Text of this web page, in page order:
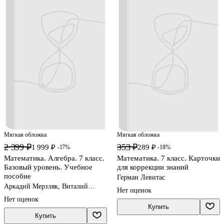
Мягкая обложка
2 399 ₽1 999 ₽ -17%
Математика. Алгебра. 7 класс.
Базовый уровень. Учебное
пособие
Аркадий Мерзляк, Виталий
Нет оценок
Купить
Мягкая обложка
353 ₽289 ₽ -18%
Математика. 7 класс. Карточки
для коррекции знаний
Герман Левитас
Нет оценок
Купить